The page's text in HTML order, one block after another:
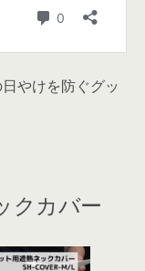
やけを防ぐグッ
クカバー